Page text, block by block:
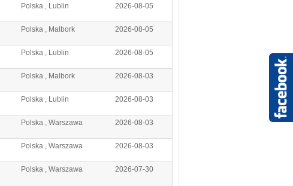
Polska , Lublin 2026-08-05
Polska , Malbork 2026-08-05
Polska , Lublin 2026-08-05
Polska , Malbork 2026-08-03
Polska , Lublin 2026-08-03
Polska , Warszawa 2026-08-03
Polska , Warszawa 2026-08-03
Polska , Warszawa 2026-07-30